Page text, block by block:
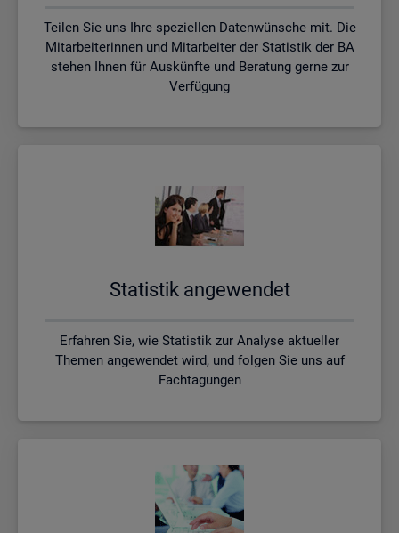
Teilen Sie uns Ihre speziellen Datenwünsche mit. Die
Mitarbeiterinnen und Mitarbeiter der Statistik der BA
stehen Ihnen für Auskünfte und Beratung gerne zur
Verfügung
Sta­tis­tik an­ge­wen­det
Erfahren Sie, wie Statistik zur Analyse aktueller
Themen angewendet wird, und folgen Sie uns auf
Fachtagungen